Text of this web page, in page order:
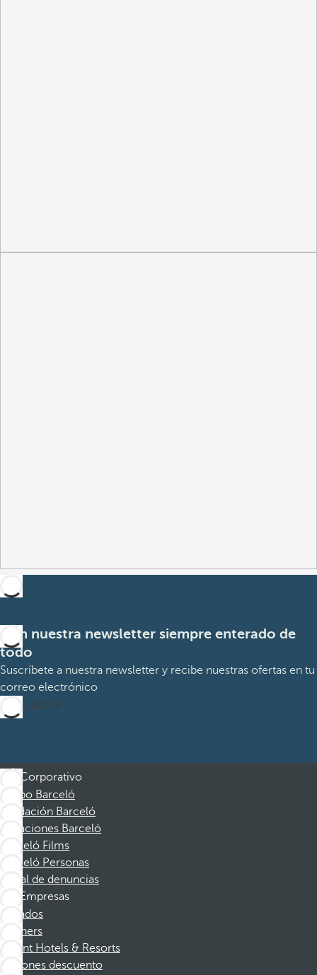
Con nuestra newsletter siempre enterado de
todo
Suscríbete a nuestra newsletter y recibe nuestras ofertas en tu
correo electrónico
Suscribirme
Corporativo
Grupo Barceló
Fundación Barceló
Vacaciones Barceló
Barceló Films
Barceló Personas
Canal de denuncias
Empresas
Afiliados
Partners
Dorint Hotels & Resorts
Cupones descuento